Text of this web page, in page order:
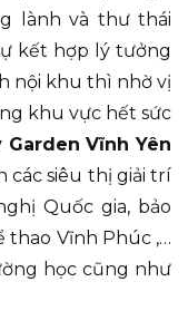
lành và thư thái
kết hợp lý tưởng
nội khu thì nhờ vị
khu vực hết sức
Vĩnh Yên
các siêu thị giải trí
Quốc gia, bảo
thao Vĩnh Phúc ,…
học cũng như